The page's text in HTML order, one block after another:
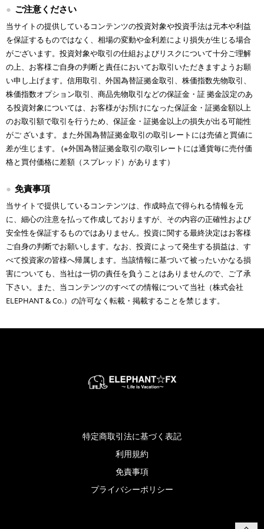
ご注意ください
当サイトの提供しているコンテンツの投資対象や投資手法は元本や利益
を保証するものではなく、相場の変動や金利差により損失が生じる場合
がございます。投資対象や取引の仕組およびリスクについて十分ご理解
の上、お客様ご自身の判断と責任においてお取引いただきますようお願
い申し上げます。信用取引、外国為替証拠金取引、株価指数先物取引、
株価指数オプション取引、商品先物取引などの保証金・証 拠金設定のあ
る投資対象については、お客様がお預けになった保証金・証拠金額以上
のお取引額で取引を行うため、保証金・証拠金以上の損失が出る可能性
がご ざいます。また外国為替証拠金取引の取引レートには売値と買値に
差が生じます。 (※外国為替証拠金取引の取引レートには通貨毎に売付価
格と買付価格に差額（スプレッド）があります）
免責事項
当サイトで提供しているコンテンツは、作成時点で得られる情報を元
に、細心の注意を払って作成しておりますが、その内容の正確性および
安全性を保証するものではありません。投資に関する最終決定はお客様
ご自身の判断でお願いします。なお、投資によって発生する損益は、す
べて投資家の皆様へ帰属します。当該情報に基づいて被ったいかなる損
害についても、当社は一切の責任を負うことはありませんので、ご了承
下さい。また、当コンテンツのすべての情報について当社（株式会社
ELEPHANT & Co.）の許可なく転載・掲載することを禁じます。
特定商取引法に基づく表記
利用規約
免責事項
プライバシーポリシー